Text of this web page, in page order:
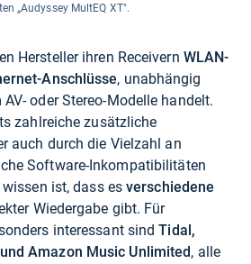
„Audyssey MultEQ XT".
Hersteller ihren Receivern WLAN-
Anschlüsse, unabhängig
oder Stereo-Modelle handelt.
zahlreiche zusätzliche
auch durch die Vielzahl an
Software-Inkompatibilitäten
ist, dass esverschiedene
Wiedergabe gibt. Für
interessant sindTidal,
Amazon Music Unlimited, alle